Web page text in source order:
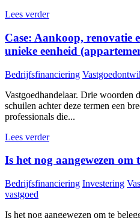
Lees verder
Case: Aankoop, renovatie
unieke eenheid
Bedrijfsfinanciering
Vastgoedhandelaar. Drie woorden
schuilen achter deze termen een
professionals die...
Lees verder
Is het nog aangewezen om
Bedrijfsfinanciering Investering
vastgoed
Is het nog aangewezen om te